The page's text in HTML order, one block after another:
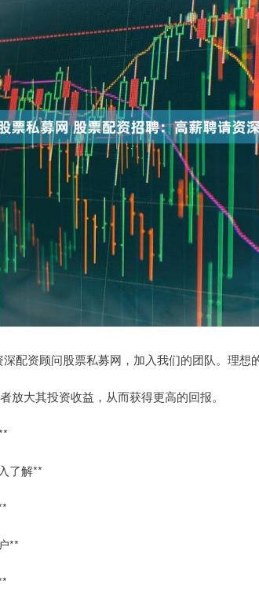
配资顾问股票私募网，加入我们的团队。理想
放大其投资收益，从而获得更高的回报。
了解**
**